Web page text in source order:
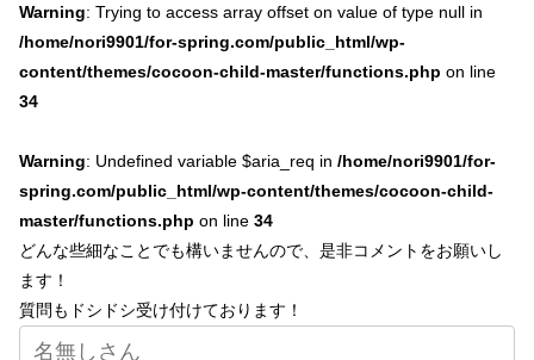
Warning: Trying to access array offset on value of type null in
/home/nori9901/for-spring.com/public_html/wp-
content/themes/cocoon-child-master/functions.php on line
34
Warning: Undefined variable $aria_req in /home/nori9901/for-
spring.com/public_html/wp-content/themes/cocoon-child-
master/functions.php on line 34
どんな些細なことでも構いませんので、是非コメントをお願いし
ます！
質問もドシドシ受け付けております！